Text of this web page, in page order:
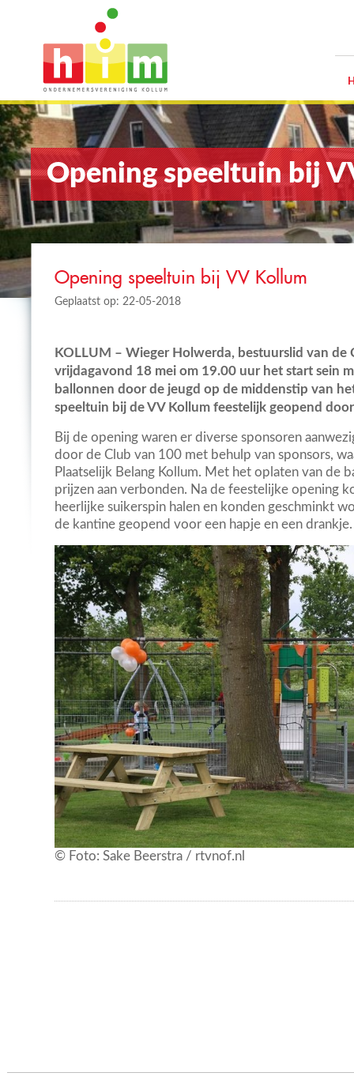
Opening speeltuin bij
Opening speeltuin bij VV Kollum
Geplaatst op: 22-05-2018
KOLLUM – Wieger Holwerda, bestuurslid van de
vrijdagavond 18 mei om 19.00 uur het start sein
ballonnen door de jeugd op de middenstip van
speeltuin bij de VV Kollum feestelijk geopend
Bij de opening waren er diverse sponsoren
door de Club van 100 met behulp van sponsors,
Plaatselijk Belang Kollum. Met het oplaten van de
prijzen aan verbonden. Na de feestelijke opening
heerlijke suikerspin halen en konden geschminkt
de kantine geopend voor een hapje en een drankje.
© Foto: Sake Beerstra / rtvnof.nl